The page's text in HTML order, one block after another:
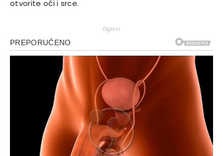
otvorite oči i srce.
Oglasi